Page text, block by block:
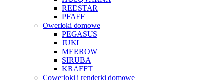
REDSTAR
PFAFF
Owerloki domowe
PEGASUS
JUKI
MERROW
SIRUBA
KRAFFT
Cowerloki i renderki domowe